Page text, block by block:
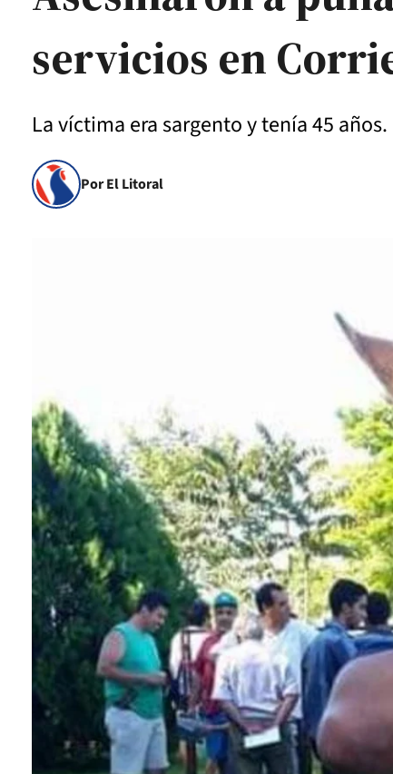
servicios en
La víctima era sargento y tenía 45 años.
Por El Litoral